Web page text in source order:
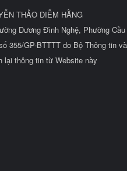
THẢO DIỄM HẰNG
Dương Đình Nghệ, Phường
355/GP-BTTTT do Bộ Thông tin
lại thông tin từ Website này